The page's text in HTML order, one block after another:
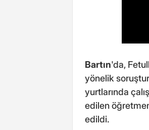
Bartın'da,
yönelik
yurtlarında
edilen
edildi.